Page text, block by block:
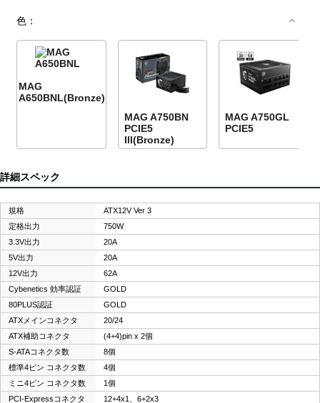
色：
MAG
A650BNL(Bronze)
MAG A750BN
PCIE5
III(Bronze)
MAG A750GL
PCIE5
詳細スペック
規格
ATX12V Ver 3
定格出力
750W
3.3V出力
20A
5V出力
20A
12V出力
62A
Cybenetics 効率認証
GOLD
80PLUS認証
GOLD
ATXメインコネクタ
20/24
ATX補助コネクタ
(4+4)pin x 2個
S-ATAコネクタ数
8個
標準4ピン コネクタ数
4個
ミニ4ピン コネクタ数
1個
PCI-Expressコネクタ
12+4x1、6+2x3